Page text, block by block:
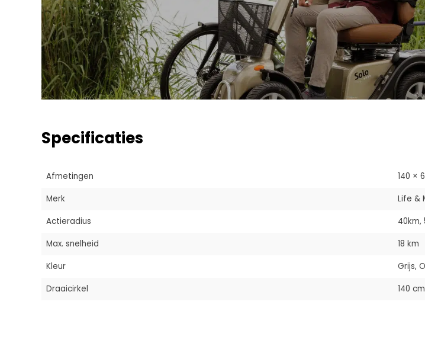
Specificaties
Afmetingen
140 ×
Merk
Life &
Actieradius
40km,
Max. snelheid
18 km
Kleur
Grijs,
Draaicirkel
140 cm